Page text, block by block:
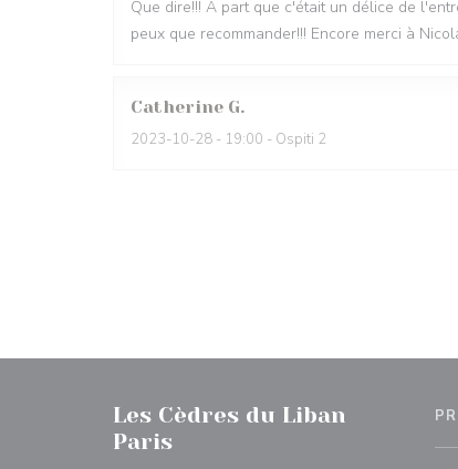
Que dire!!! À part que c'était un délice de
peux que recommander!!! Encore merci à
Catherine G
2023-10-28 - 19:00 - Ospiti 2
Les Cèdres du Liban
Paris